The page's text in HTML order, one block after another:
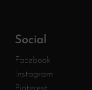
Social
Facebook
Instagram
Pinterest